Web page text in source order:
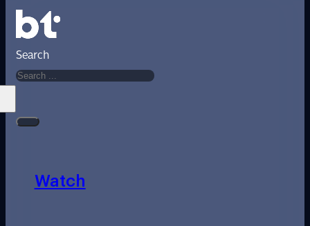
Search
Watch